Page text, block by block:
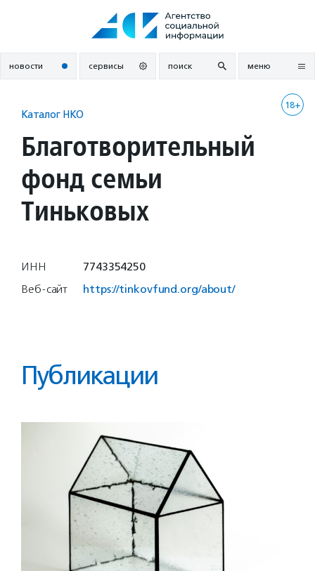
новости сервисы поиск меню
18+
Каталог НКО
Благотворительный
фонд семьи
Тиньковых
ИНН
7743354250
Веб-сайт
https://tinkovfund.org/about/
Публикации